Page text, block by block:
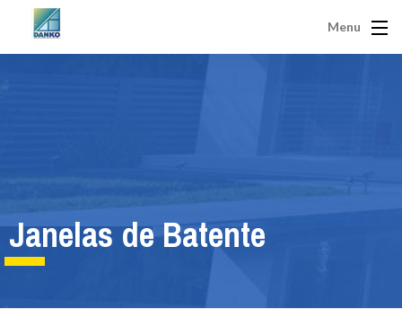
Menu
Janelas de Batente